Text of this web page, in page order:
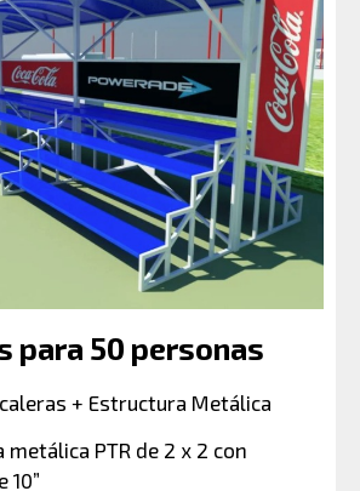
para 50 personas
+ Estructura Metálica
metálica PTR de 2 x 2 con
10”